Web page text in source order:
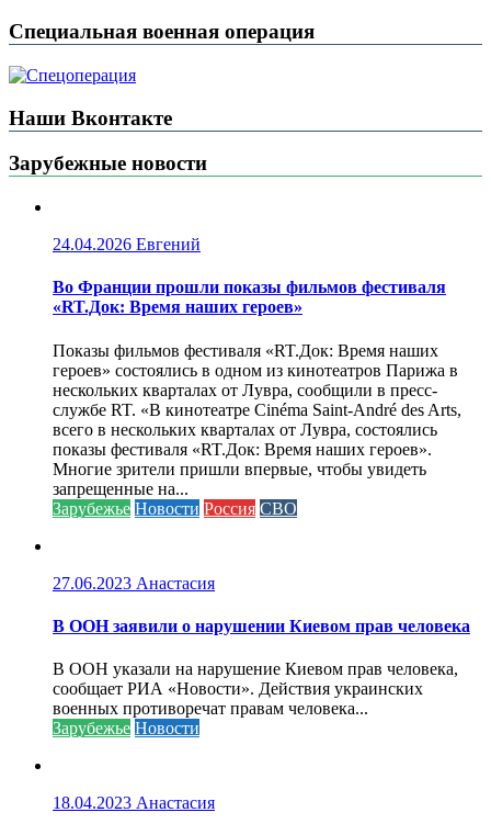
Специальная военная операция
Наши Вконтакте
Зарубежные новости
24.04.2026 Евгений
Во Франции прошли показы фильмов фестиваля
«RT.Док: Время наших героев»
Показы фильмов фестиваля «RT.Док: Время наших
героев» состоялись в одном из кинотеатров Парижа в
нескольких кварталах от Лувра, сообщили в пресс-
службе RT. «В кинотеатре Cinéma Saint-André des Arts,
всего в нескольких кварталах от Лувра, состоялись
показы фестиваля «RT.Док: Время наших героев».
Многие зрители пришли впервые, чтобы увидеть
запрещенные на...
Зарубежье Новости Россия СВО
27.06.2023 Анастасия
В ООН заявили о нарушении Киевом прав человека
В ООН указали на нарушение Киевом прав человека,
сообщает РИА «Новости». Действия украинских
военных противоречат правам человека...
Зарубежье Новости
18.04.2023 Анастасия